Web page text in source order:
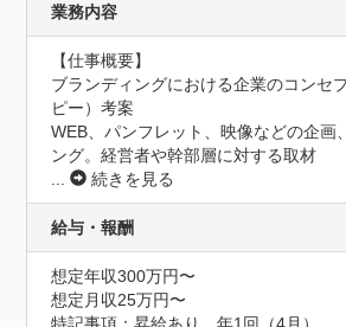
業務内容
【仕事概要】
ブランディングにおける企業のコンセ
ピー）考案
WEB、パンフレット、映像などの企画
ング。経営者や幹部層に対する取材
...
続きを見る
給与・報酬
想定年収300万円〜
想定月収25万円〜
特記事項：昇給あり　年1回（4月）